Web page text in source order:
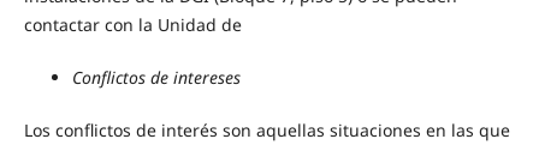
contactar con la Unidad de
Conflictos de intereses
Los conflictos de interés son aquellas situaciones en las que